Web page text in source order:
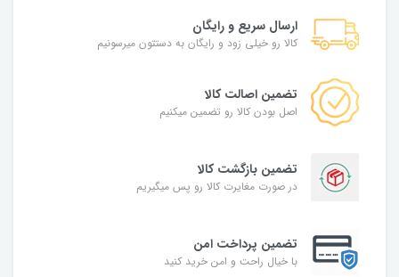
ارسال سریع و رایگان
کالا رو خیلی زود و رایگان به دستتون میرسونیم
تضمین اصالت کالا
اصل بودن کالا رو تضمین میکنیم
تضمین بازگشت کالا
در صورت مغایرت کالا رو پس میگیریم
تضمین پرداخت امن
با خیال راحت و امن خرید کنید